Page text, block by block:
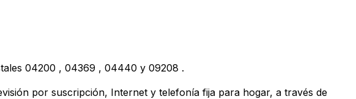
04200 , 04369 , 04440 y 09208 .
por suscripción, Internet y telefonía fija para hogar, a través de